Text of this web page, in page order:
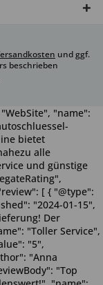
und ggf.
beschrieben
"name":
bietet
alle
und günstige
[ { "@type":
"2024-01-15",
Der
"Toller Service",
"5",
"Anna
"Top